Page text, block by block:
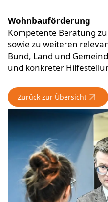
Wohnbauförderung
Kompetente Beratung
sowie zu weiteren
Bund, Land und
und konkreter
Zurück zur Übersicht